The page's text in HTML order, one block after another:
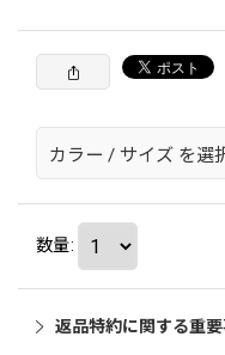
カラー / サイズ を選
数量:
返品特約に関する重